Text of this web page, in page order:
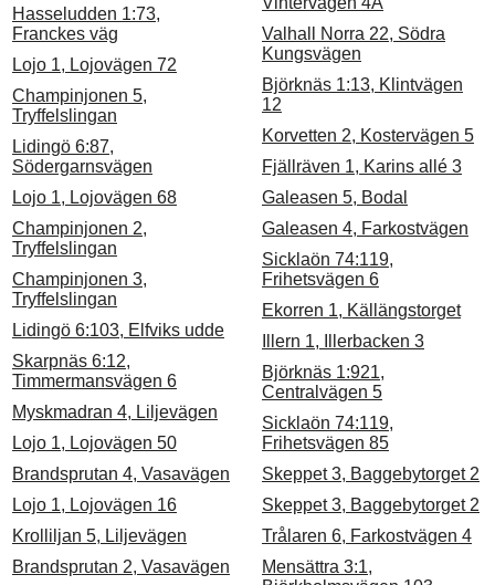
Hasseludden 1:73,
Franckes väg
Lojo 1, Lojovägen 72
Champinjonen 5,
Tryffelslingan
Lidingö 6:87,
Södergarnsvägen
Lojo 1, Lojovägen 68
Champinjonen 2,
Tryffelslingan
Champinjonen 3,
Tryffelslingan
Lidingö 6:103, Elfviks udde
Skarpnäs 6:12,
Timmermansvägen 6
Myskmadran 4, Liljevägen
Lojo 1, Lojovägen 50
Brandsprutan 4, Vasavägen
Lojo 1, Lojovägen 16
Krolliljan 5, Liljevägen
Brandsprutan 2, Vasavägen
Valhall Norra 22, Södra
Kungsvägen
Björknäs 1:13, Klintvägen
12
Korvetten 2, Kostervägen 5
Fjällräven 1, Karins allé 3
Galeasen 5, Bodal
Galeasen 4, Farkostvägen
Sicklaön 74:119,
Frihetsvägen 6
Ekorren 1, Källängstorget
Illern 1, Illerbacken 3
Björknäs 1:921,
Centralvägen 5
Sicklaön 74:119,
Frihetsvägen 85
Skeppet 3, Baggebytorget 2
Skeppet 3, Baggebytorget 2
Trålaren 6, Farkostvägen 4
Mensättra 3:1,